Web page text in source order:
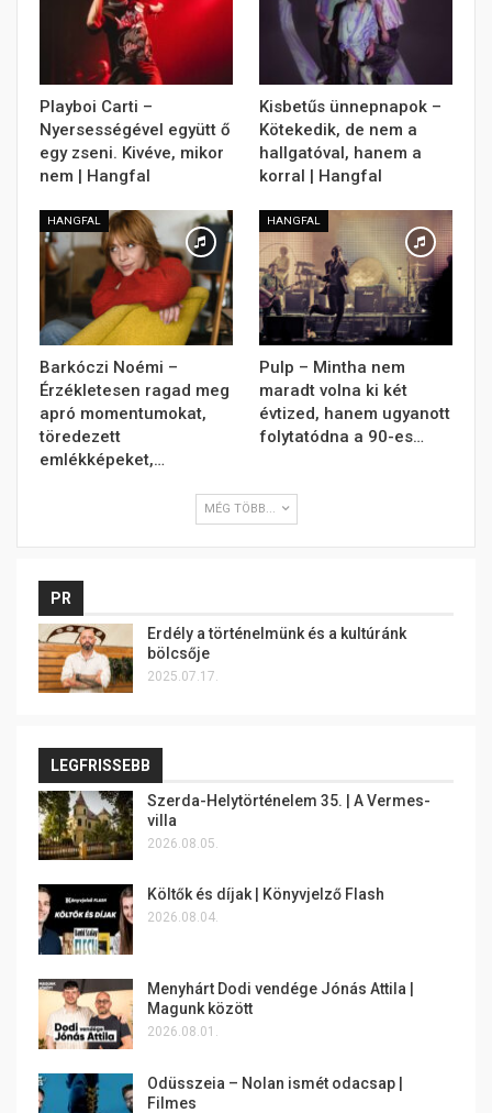
Playboi Carti –
Nyersességével együtt ő
egy zseni. Kivéve, mikor
nem | Hangfal
Kisbetűs ünnepnapok –
Kötekedik, de nem a
hallgatóval, hanem a
korral | Hangfal
HANGFAL
Barkóczi Noémi –
Érzékletesen ragad meg
apró momentumokat,
töredezett
emlékképeket,…
HANGFAL
Pulp – Mintha nem
maradt volna ki két
évtized, hanem ugyanott
folytatódna a 90-es…
MÉG TÖBB...
PR
Erdély a történelmünk és a kultúránk
bölcsője
2025.07.17.
LEGFRISSEBB
Szerda-Helytörténelem 35. | A Vermes-
villa
2026.08.05.
Költők és díjak | Könyvjelző Flash
2026.08.04.
Menyhárt Dodi vendége Jónás Attila |
Magunk között
2026.08.01.
Odüsszeia – Nolan ismét odacsap |
Filmes